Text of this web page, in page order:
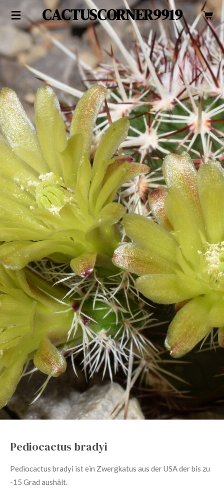
Zum
Hauptinhalt
springen
CACTUSCORNER9919
Pediocactus bradyi
Pediocactus bradyi ist ein Zwergkatus aus der USA der bis zu
-15 Grad aushält.